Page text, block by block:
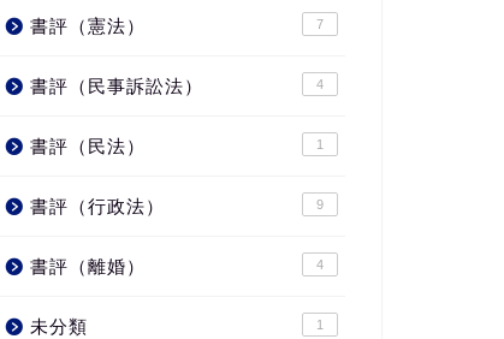
書評（憲法） 7
書評（民事訴訟法） 4
書評（民法） 1
書評（行政法） 9
書評（離婚） 4
未分類 1